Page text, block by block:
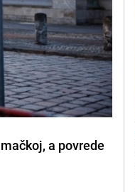
a povrede